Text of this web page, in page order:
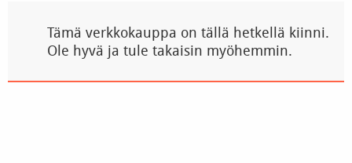
Tämä verkkokauppa on tällä hetkellä kiinni.
Ole hyvä ja tule takaisin myöhemmin.